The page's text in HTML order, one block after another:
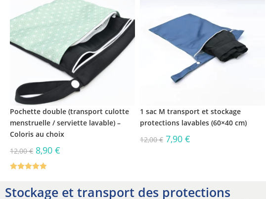
Pochette double (transport culotte
menstruelle / serviette lavable) –
Coloris au choix
12,00€ 8,90 €
sur 5
1 sac M transport et stockage
protections lavables (60×40 cm)
12,00€ 7,90 €
Stockage et transport des protections